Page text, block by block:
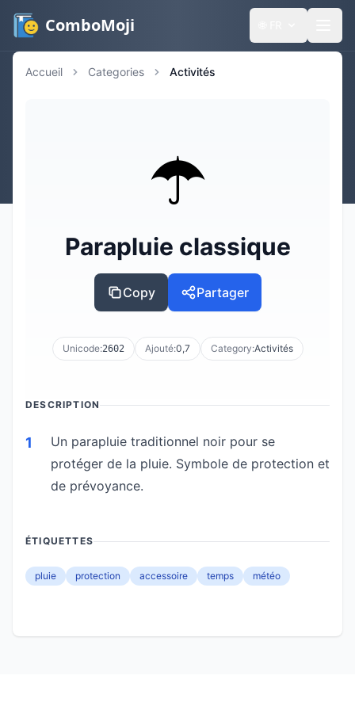
ComboMoji
Accueil Categories Activités
☂️
Parapluie classique
Copy Partager
Unicode:2602 Ajouté:0,7 Category:Activités
DESCRIPTION
1
Un parapluie traditionnel noir pour se
protéger de la pluie. Symbole de protection et
de prévoyance.
ÉTIQUETTES
pluie protection accessoire temps météo